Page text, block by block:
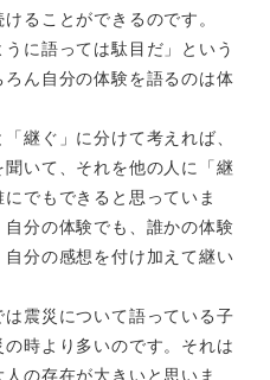
ることができるのです。
うに語っては駄目だ」という
ん自分の体験を語るのは体
継ぐ」に分けて考えれば、
聞いて、それを他の人に「継
でもできると思っていま
分の体験でも、誰かの体験
分の感想を付け加えて継い
震災について語っている子
時より多いのです。それは
の存在が大きいと思いま